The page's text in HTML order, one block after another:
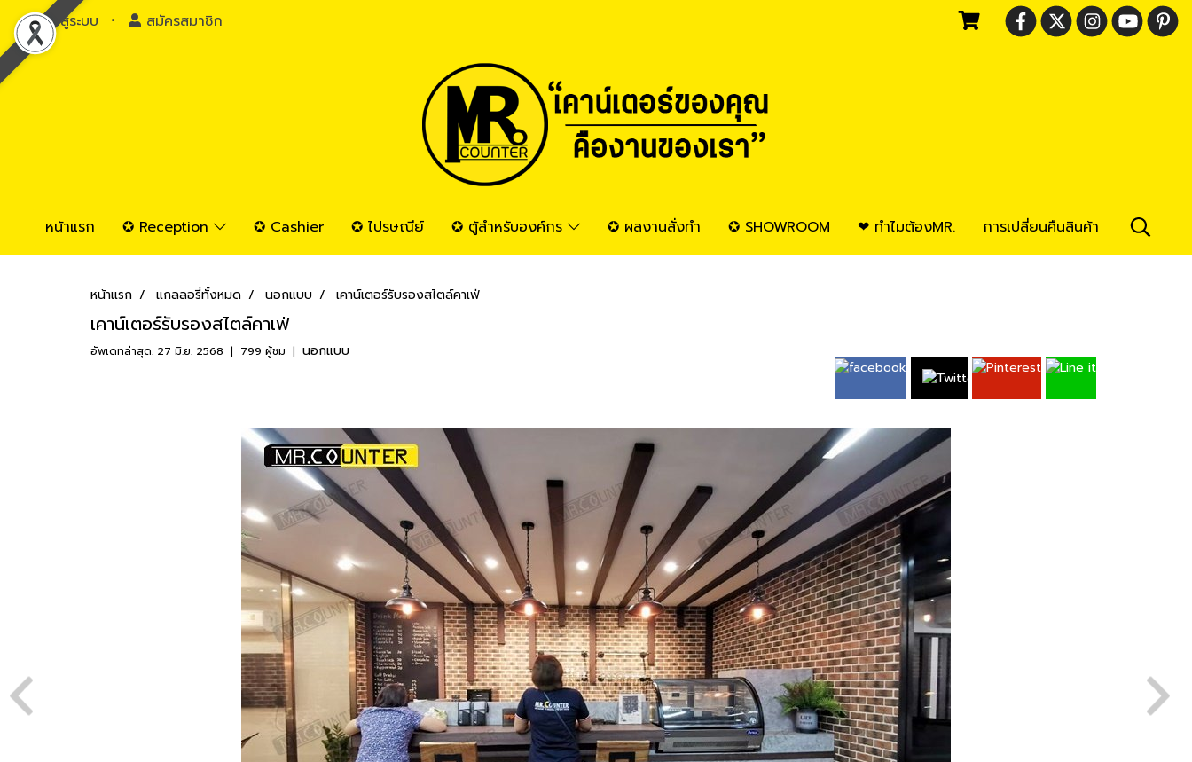
เข้าสู่ระบบ สมัครสมาชิก
หน้าแรก ✪ Reception ✪ Cashier ✪ ไปรษณีย์ ✪ ตู้สำหรับองค์กร ✪ ผลงานสั่งทำ ✪ SHOWROOM ❤ ทำไมต้องMR. การเปลี่ยนคืนสินค้า
หน้าแรก แกลลอรี่ทั้งหมด นอกแบบ เคาน์เตอร์รับรองสไตล์คาเฟ่
เคาน์เตอร์รับรองสไตล์คาเฟ่
อัพเดทล่าสุด: 27 มิ.ย. 2568 | 799 ผู้ชม | นอกแบบ